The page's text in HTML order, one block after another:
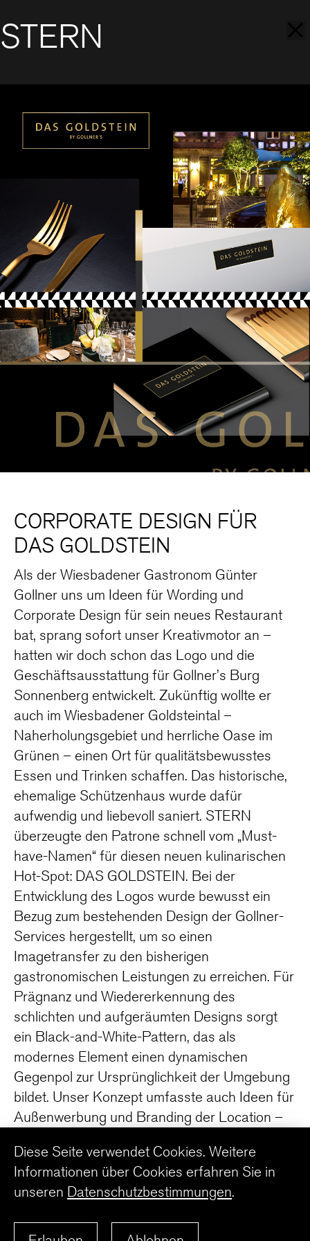
STERN
CORPORATE DESIGN FÜR
DAS GOLDSTEIN
Als der Wiesbadener Gastronom Günter
Gollner uns um Ideen für Wording und
Corporate Design für sein neues Restaurant
bat, sprang sofort unser Kreativmotor an –
hatten wir doch schon das Logo und die
Geschäftsausstattung für Gollner’s Burg
Sonnenberg entwickelt. Zukünftig wollte er
auch im Wiesbadener Goldsteintal –
Naherholungsgebiet und herrliche Oase im
Grünen – einen Ort für qualitätsbewusstes
Essen und Trinken schaffen. Das historische,
ehemalige Schützenhaus wurde dafür
aufwendig und liebevoll saniert. STERN
überzeugte den Patrone schnell vom „Must-
have-Namen“ für diesen neuen kulinarischen
Hot-Spot: DAS GOLDSTEIN. Bei der
Entwicklung des Logos wurde bewusst ein
Bezug zum bestehenden Design der Gollner-
Services hergestellt, um so einen
Imagetransfer zu den bisherigen
gastronomischen Leistungen zu erreichen. Für
Prägnanz und Wiedererkennung des
schlichten und aufgeräumten Designs sorgt
ein Black-and-White-Pattern, das als
modernes Element einen dynamischen
Gegenpol zur Ursprünglichkeit der Umgebung
bildet. Unser Konzept umfasste auch Ideen für
Außenwerbung und Branding der Location –
Landmark und Blickfang vor dem neuen
Schmuckstück im Goldsteintal.
ZURÜCK ZUR ÜBERSICHT
Diese Seite verwendet Cookies. Weitere
Informationen über Cookies erfahren Sie in
unseren Datenschutzbestimmungen.